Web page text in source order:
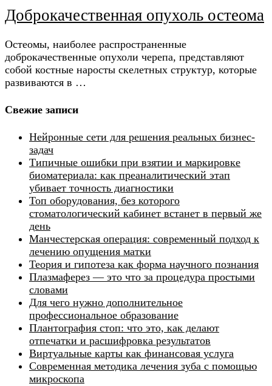
Доброкачественная опухоль остеома
Остеомы, наиболее распространенные
доброкачественные опухоли черепа, представляют
собой костные наросты скелетных структур, которые
развиваются в …
Свежие записи
Нейронные сети для решения реальных бизнес-
задач
Типичные ошибки при взятии и маркировке
биоматериала: как преаналитический этап
убивает точность диагностики
Топ оборудования, без которого
стоматологический кабинет встанет в первый же
день
Манчестерская операция: современный подход к
лечению опущения матки
Теория и гипотеза как форма научного познания
Плазмаферез — это что за процедура простыми
словами
Для чего нужно дополнительное
профессиональное образование
Плантография стоп: что это, как делают
отпечатки и расшифровка результатов
Виртуальные карты как финансовая услуга
Современная методика лечения зуба с помощью
микроскопа